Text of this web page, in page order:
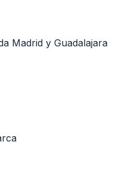
Madrid y Guadalajara